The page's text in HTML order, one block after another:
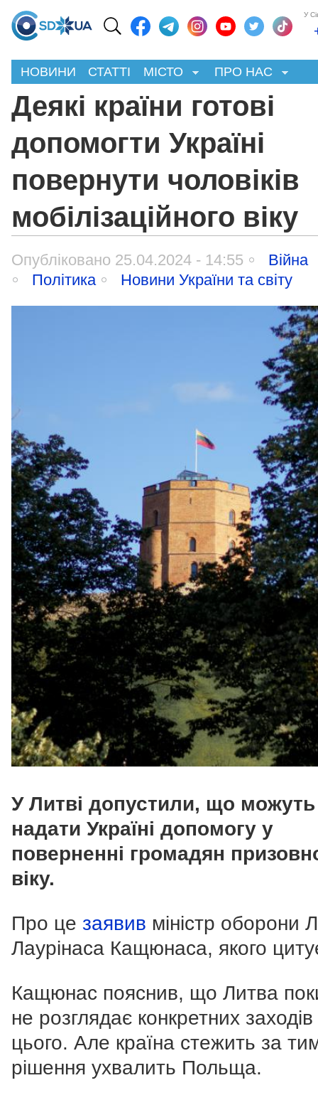
У
НОВИНИ СТАТТІ МІСТО ПРО НАС
Деякі країни готові
допомогти Україні
повернути чоловіків
мобілізаційного віку
Опубліковано 25.04.2024 - 14:55
Війна
Політика
Новини України та світу
У Литві допустили, що можуть
надати Україні допомогу у
поверненні громадян
віку.
Про це заявив міністр оборони
Лаурінаса Кащюнаса, якого
Кащюнас пояснив, що Литва
не розглядає конкретних
цього. Але країна стежить за
рішення ухвалить Польща.